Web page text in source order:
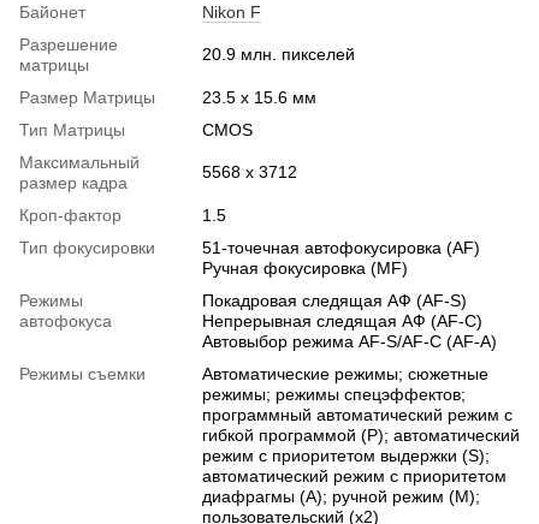
Байонет
Nikon F
Разрешение
матрицы
20.9 млн. пикселей
Размер Матрицы
23.5 x 15.6 мм
Тип Матрицы
CMOS
Максимальный
размер кадра
5568 x 3712
Кроп-фактор
1.5
Тип фокусировки
51-точечная автофокусировка (AF)
Ручная фокусировка (MF)
Режимы
автофокуса
Покадровая следящая АФ (AF-S)
Непрерывная следящая АФ (AF-C)
Автовыбор режима AF-S/AF-C (AF-A)
Режимы съемки
Автоматические режимы; сюжетные
режимы; режимы спецэффектов;
программный автоматический режим с
гибкой программой (P); автоматический
режим с приоритетом выдержки (S);
автоматический режим с приоритетом
диафрагмы (A); ручной режим (M);
пользовательский (x2)